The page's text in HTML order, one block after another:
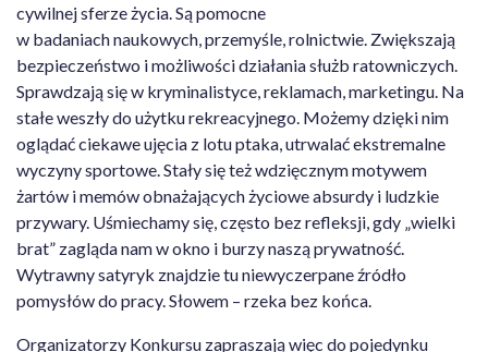
cywilnej sferze życia. Są pomocne
w badaniach naukowych, przemyśle, rolnictwie. Zwiększają
bezpieczeństwo i możliwości działania służb ratowniczych.
Sprawdzają się w kryminalistyce, reklamach, marketingu. Na
stałe weszły do użytku rekreacyjnego. Możemy dzięki nim
oglądać ciekawe ujęcia z lotu ptaka, utrwalać ekstremalne
wyczyny sportowe. Stały się też wdzięcznym motywem
żartów i memów obnażających życiowe absurdy i ludzkie
przywary. Uśmiechamy się, często bez refleksji, gdy „wielki
brat” zagląda nam w okno i burzy naszą prywatność.
Wytrawny satyryk znajdzie tu niewyczerpane źródło
pomysłów do pracy. Słowem – rzeka bez końca.
Organizatorzy Konkursu zapraszają więc do pojedynku